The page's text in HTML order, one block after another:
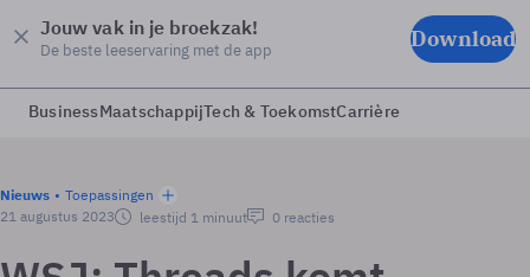
Jouw vak in je broekzak!
De beste leeservaring met de app Download
BusinessMaatschappijTech & ToekomstCarrière
Nieuws
Toepassingen
21 augustus 2023
leestijd 1 minuut 0 reacties